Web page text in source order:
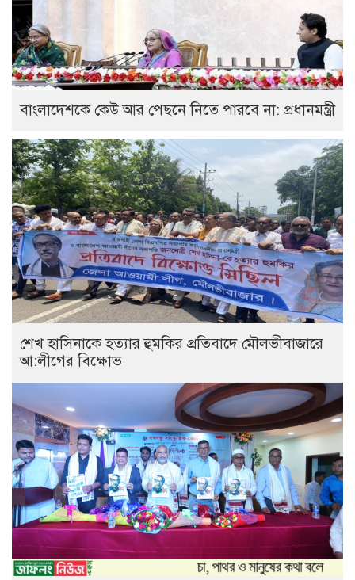
বাংলাদেশকে কেউ আর পেছনে নিতে পারবে না: প্রধানমন্ত্রী
শেখ হাসিনাকে হত্যার হুমকির প্রতিবাদে মৌলভীবাজারে
আ:লীগের বিক্ষোভ